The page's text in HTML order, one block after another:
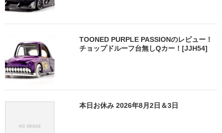
TOONED PURPLE PASSIONのレビュー！
チョップドルーフ台無しQカー！[JJH54]
本日お休み 2026年8月2日＆3日